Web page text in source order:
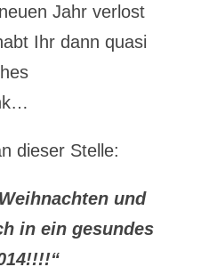
Jahr verlost
Ihr dann quasi
dieser Stelle:
und
in ein gesundes